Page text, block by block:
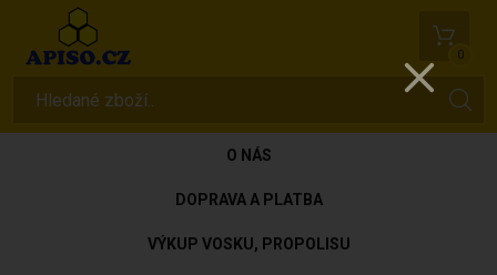
0
O NÁS
DOPRAVA A PLATBA
VÝKUP VOSKU, PROPOLISU